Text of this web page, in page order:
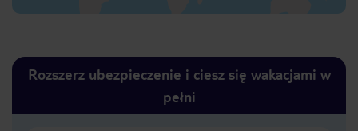
Rozszerz ubezpieczenie i ciesz się wakacjami w
pełni